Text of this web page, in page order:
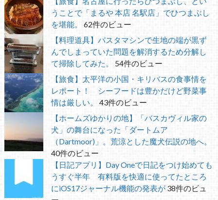
うことで「まるや 本店 名駅店」でひつまぶし
を堪能。
62件のビュー
【料理道具】パスタマシンで生地の端が黒ず
んでしまっていた問題を解消するため分解し
て掃除してみた。
54件のビュー
【旅食】太平洋の小国・キリバスの食事情を
レポート！ シーフードは豊かだけど野菜事
情は厳しい。
43件のビュー
【ホームズゆかりの地】「バスカヴィル家の
犬」の舞台になった「ダートムア
（Dartmoor)」。荒涼とした魔犬伝説の地へ。
40件のビュー
【日記アプリ】Day Oneで日記をつけ始めても
うすぐ半年 有料版を快適に使ってたところ
にiOS17ジャーナル機能の発表が 38件のビュ